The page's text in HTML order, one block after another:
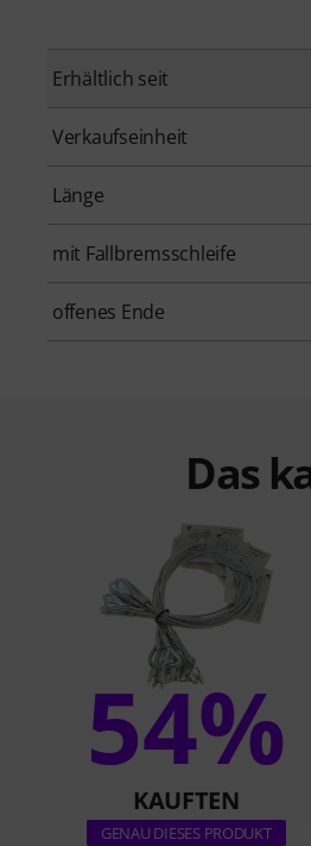
Erhältlich seit
Verkaufseinheit
Länge
mit Fallbremsschleife
offenes Ende
Das
54%
KAUFTEN
GENAU DIESES PRODUKT